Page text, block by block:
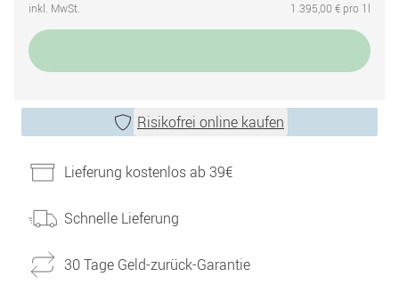
inkl. MwSt. 1.395,00 € pro 1l
Risikofrei online kaufen
Lieferung kostenlos ab 39€
Schnelle Lieferung
30 Tage Geld-zurück-Garantie